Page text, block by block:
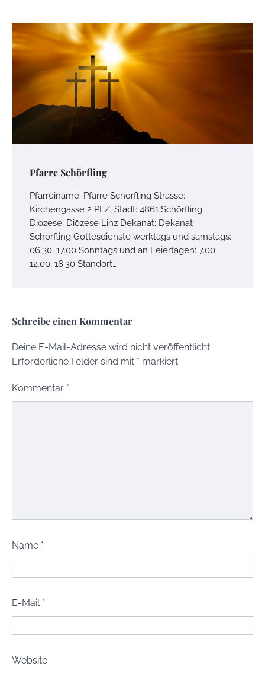
Pfarre Schörfling
Pfarreiname: Pfarre Schörfling Strasse:
Kirchengasse 2 PLZ, Stadt: 4861 Schörfling
Diözese: Diözese Linz Dekanat: Dekanat
Schörfling Gottesdienste werktags und samstags:
06.30, 17.00 Sonntags und an Feiertagen: 7.00,
12.00, 18.30 Standort…
Schreibe einen Kommentar
Deine E-Mail-Adresse wird nicht veröffentlicht.
Erforderliche Felder sind mit * markiert
Kommentar *
Name *
E-Mail *
Website